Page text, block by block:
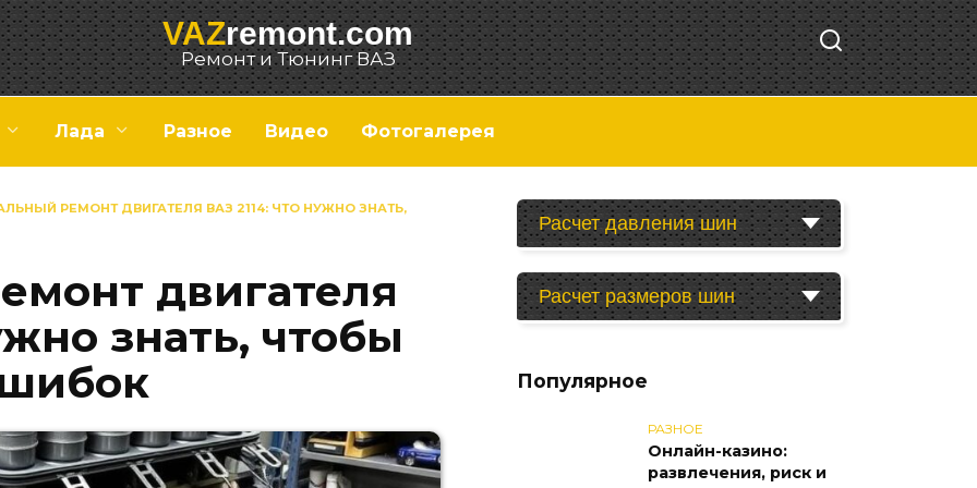
VAZremont.com
Ремонт и Тюнинг ВАЗ
Лада Разное Видео Фотогалерея
РЕМОНТ ДВИГАТЕЛЯ ВАЗ 2114: ЧТО НУЖНО ЗНАТЬ,
двигателя
знать, чтобы
Расчет давления шин
Расчет размеров шин
Популярное
РАЗНОЕ
Онлайн-казино:
развлечения, риск и